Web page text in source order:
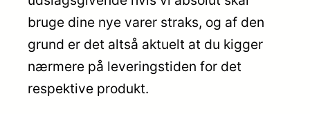
bruge dine nye varer straks, og af den
grund er det altså aktuelt at du kigger
nærmere på leveringstiden for det
respektive produkt.